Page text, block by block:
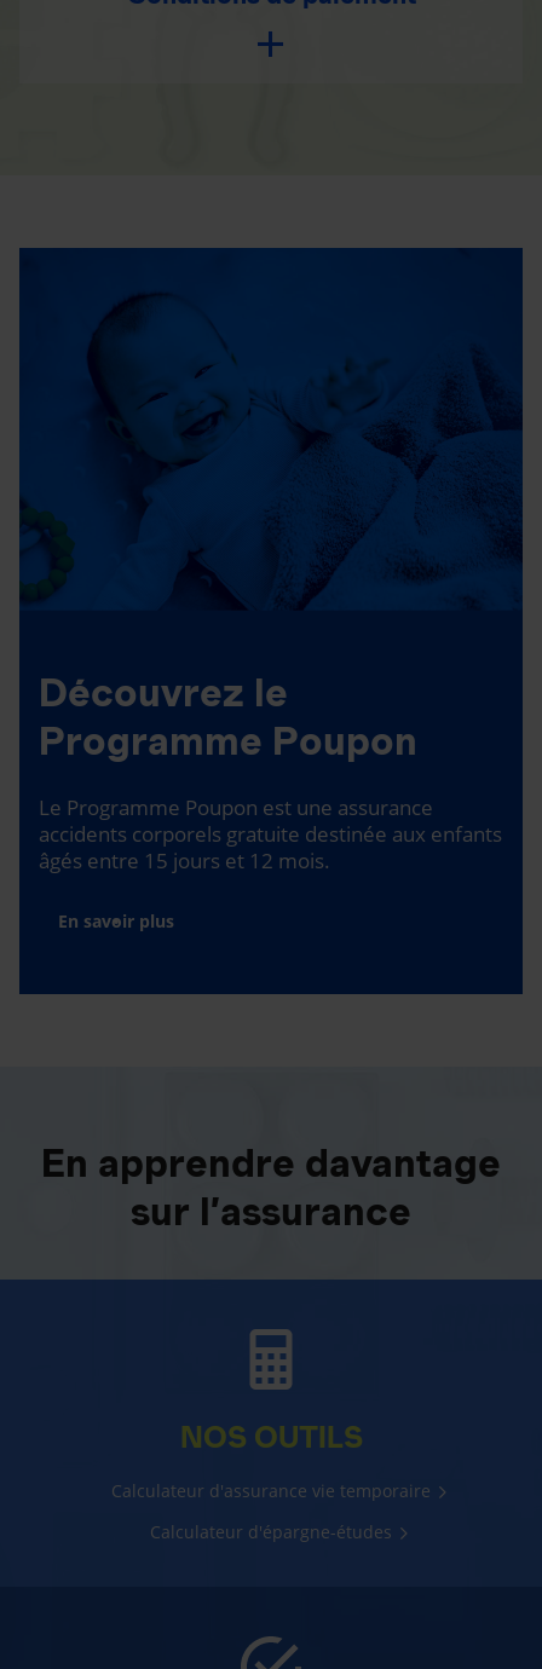
Découvrez le
Programme Poupon
Le Programme Poupon est une assurance
accidents corporels gratuite destinée aux enfants
âgés entre 15 jours et 12 mois.
En savoir plus
En apprendre davantage
sur l’assurance
NOS OUTILS
Calculateur d'assurance vie temporaire
Calculateur d'épargne-études